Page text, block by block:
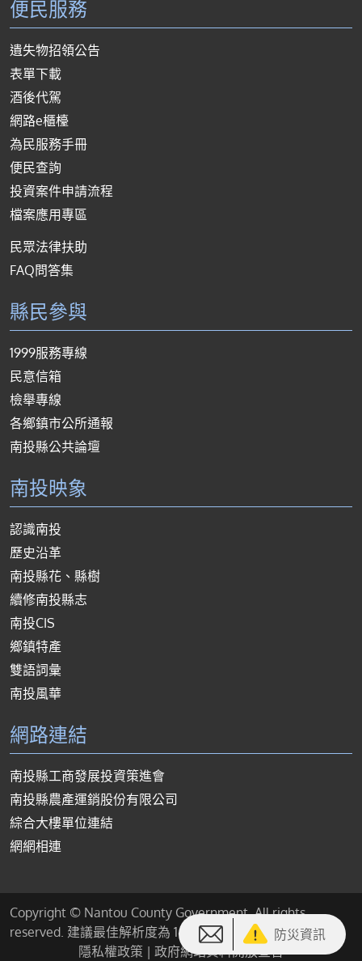
防災資訊
便民服務
遺失物招領公告
表單下載
酒後代駕
網路e櫃檯
為民服務手冊
便民查詢
投資案件申請流程
檔案應用專區
民眾法律扶助
FAQ問答集
縣民參與
1999服務專線
民意信箱
檢舉專線
各鄉鎮市公所通報
南投縣公共論壇
南投映象
認識南投
歷史沿革
南投縣花、縣樹
續修南投縣志
南投CIS
鄉鎮特產
雙語詞彙
南投風華
網路連結
南投縣工商發展投資策進會
南投縣農產運銷股份有限公司
綜合大樓單位連結
網網相連
Copyright © Nantou County Government. All rights
reserved. 建議最佳解析度為 1440*900 或以上
隱私權政策 | 政府網站資料開放宣告